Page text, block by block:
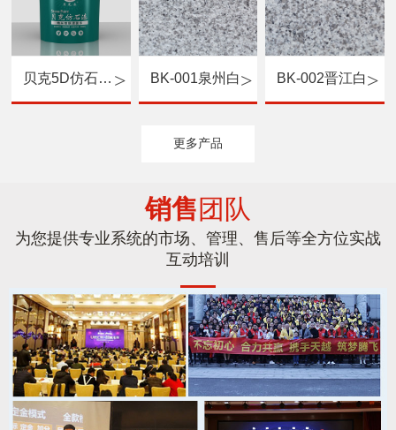
贝克5D仿石漆（硅丙罩光面漆） BK-001泉州白 BK-002晋江白
更多产品
销售团队
为您提供专业系统的市场、管理、售后等全方位实战
互动培训